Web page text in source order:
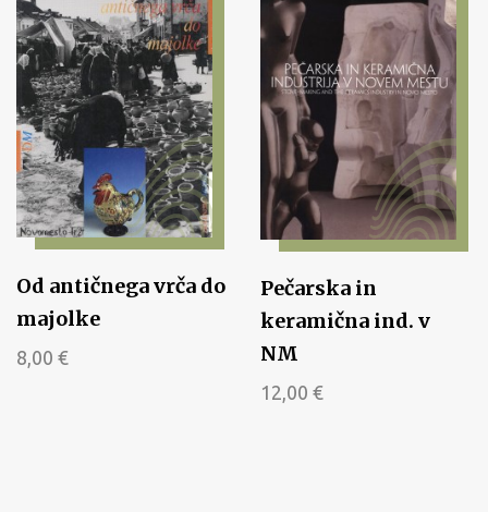
Od antičnega vrča do
majolke
8,00 €
Pečarska in
keramična ind. v
NM
12,00 €